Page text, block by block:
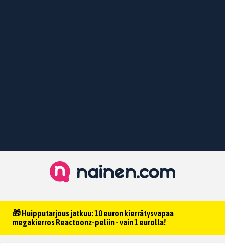
🎁 Huipputarjous jatkuu: 10 euron kierrätysvapaa
megakierros Reactoonz-peliin - vain 1 eurolla!